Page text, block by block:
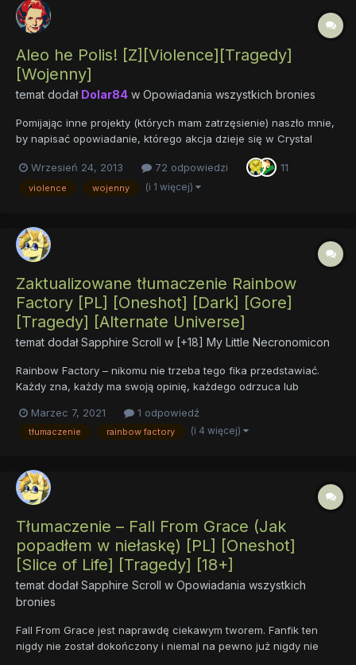
Aleo he Polis! [Z][Violence][Tragedy]
[Wojenny]
temat dodał Dolar84 w Opowiadania wszystkich bronies
Pomijając inne projekty (których mam zatrzęsienie) naszło mnie,
by napisać opowiadanie, którego akcja dzieje się w Crystal
do jednego z najtragiczniejszych wydarzeń w dziejach świata i
dostosować je na potrzeby zdobycia władzy przez nie...
Wrzesień 24, 2013 72 odpowiedzi 11
violence wojenny (i 1 więcej)
Zaktualizowane tłumaczenie Rainbow
Factory [PL] [Oneshot] [Dark] [Gore]
[Tragedy] [Alternate Universe]
temat dodałSapphire Scroll w [+18] My Little Necronomicon
Rainbow Factory – nikomu nie trzeba tego fika przedstawiać.
Każdy zna, każdy ma swoją opinię, każdego odrzuca lub
(co widać także po regulaminie tagowania tego forum). W takim
razie po co nam kolejne tłumaczenie? Cóż,...
Marzec 7, 2021 1 odpowiedź
tłumaczenie rainbow factory (i 4 więcej)
Tłumaczenie – Fall From Grace (Jak
popadłem w niełaskę) [PL] [Oneshot]
[Slice of Life] [Tragedy] [18+]
temat dodałSapphire Scroll w Opowiadania wszystkich
bronies
Fall From Grace jest naprawdę ciekawym tworem. Fanfik ten
nigdy nie został dokończony i niemal na pewno już nigdy nie